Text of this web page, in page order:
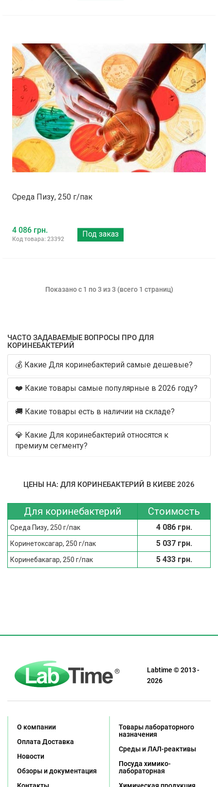
Среда Пизу, 250 г/пак
4 086 грн.
Код товара: 23392
Под заказ
Показано с 1 по 3 из 3 (всего 1 страниц)
ЧАСТО ЗАДАВАЕМЫЕ ВОПРОСЫ ПРО ДЛЯ
КОРИНЕБАКТЕРИЙ
💰 Какие Для коринебактерий самые дешевые?
❤️ Какие товары самые популярные в 2026 году?
🚚 Какие товары есть в наличии на складе?
💎 Какие Для коринебактерий относятся к
премиум сегменту?
ЦЕНЫ НА: ДЛЯ КОРИНЕБАКТЕРИЙ В КИЕВЕ 2026
Для коринебактерий Стоимость
Среда Пизу, 250 г/пак 4 086 грн.
Коринетоксагар, 250 г/пак 5 037 грн.
Коринебакагар, 250 г/пак 5 433 грн.
Labtime © 2013 -
2026
О компании
Оплата Доставка
Новости
Обзоры и документация
Товары лабораторного
назначения
Среды и ЛАЛ-реактивы
Посуда химико-
лабораторная